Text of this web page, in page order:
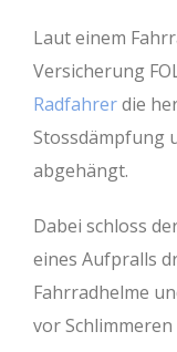
Laut einem
Versicherung
Radfahrerdie
Stossdämpfung
abgehängt.
Dabei schloss
eines Aufpralls
Fahrradhelme
vor